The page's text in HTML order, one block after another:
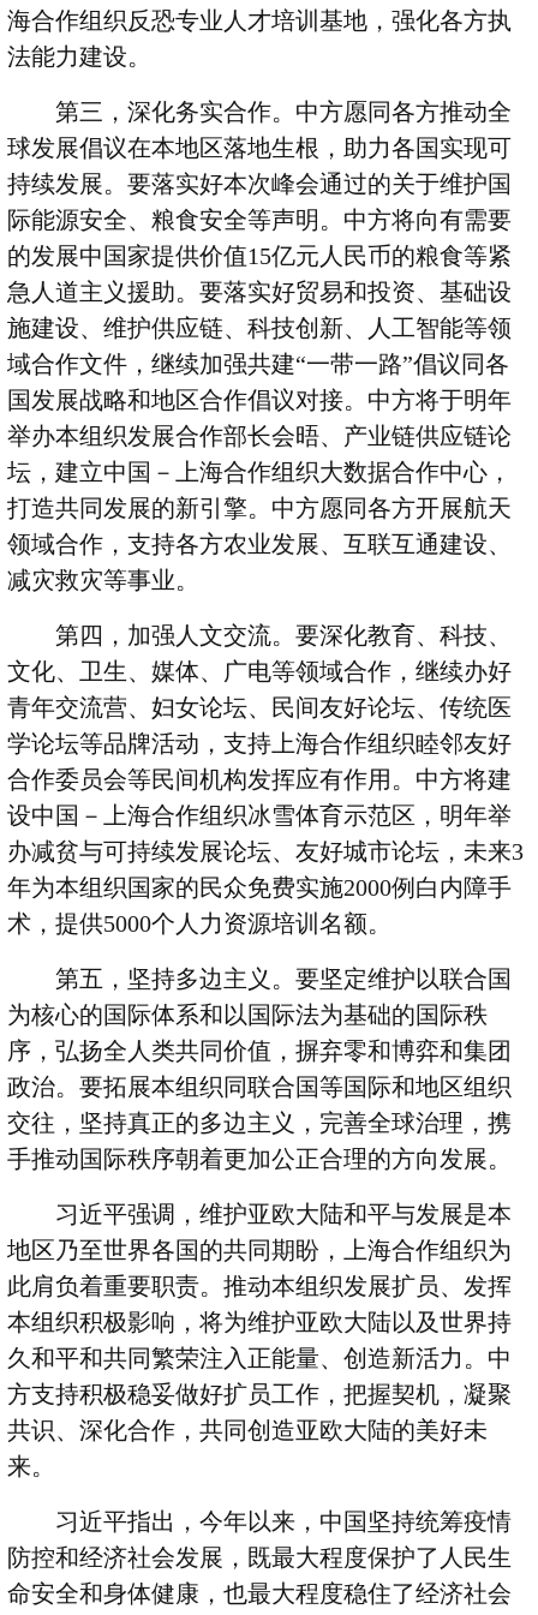
海合作组织反恐专业人才培训基地，强化各方执
法能力建设。
第三，深化务实合作。中方愿同各方推动全
球发展倡议在本地区落地生根，助力各国实现可
持续发展。要落实好本次峰会通过的关于维护国
际能源安全、粮食安全等声明。中方将向有需要
的发展中国家提供价值15亿元人民币的粮食等紧
急人道主义援助。要落实好贸易和投资、基础设
施建设、维护供应链、科技创新、人工智能等领
域合作文件，继续加强共建“一带一路”倡议同各
国发展战略和地区合作倡议对接。中方将于明年
举办本组织发展合作部长会晤、产业链供应链论
坛，建立中国－上海合作组织大数据合作中心，
打造共同发展的新引擎。中方愿同各方开展航天
领域合作，支持各方农业发展、互联互通建设、
减灾救灾等事业。
第四，加强人文交流。要深化教育、科技、
文化、卫生、媒体、广电等领域合作，继续办好
青年交流营、妇女论坛、民间友好论坛、传统医
学论坛等品牌活动，支持上海合作组织睦邻友好
合作委员会等民间机构发挥应有作用。中方将建
设中国－上海合作组织冰雪体育示范区，明年举
办减贫与可持续发展论坛、友好城市论坛，未来3
年为本组织国家的民众免费实施2000例白内障手
术，提供5000个人力资源培训名额。
第五，坚持多边主义。要坚定维护以联合国
为核心的国际体系和以国际法为基础的国际秩
序，弘扬全人类共同价值，摒弃零和博弈和集团
政治。要拓展本组织同联合国等国际和地区组织
交往，坚持真正的多边主义，完善全球治理，携
手推动国际秩序朝着更加公正合理的方向发展。
习近平强调，维护亚欧大陆和平与发展是本
地区乃至世界各国的共同期盼，上海合作组织为
此肩负着重要职责。推动本组织发展扩员、发挥
本组织积极影响，将为维护亚欧大陆以及世界持
久和平和共同繁荣注入正能量、创造新活力。中
方支持积极稳妥做好扩员工作，把握契机，凝聚
共识、深化合作，共同创造亚欧大陆的美好未
来。
习近平指出，今年以来，中国坚持统筹疫情
防控和经济社会发展，既最大程度保护了人民生
命安全和身体健康，也最大程度稳住了经济社会